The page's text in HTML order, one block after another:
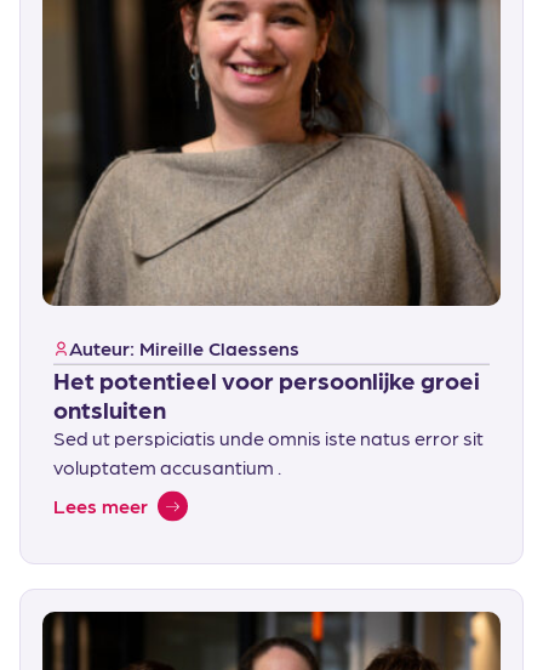
Auteur: Mireille Claessens
Het potentieel voor persoonlijke groei
ontsluiten
Sed ut perspiciatis unde omnis iste natus error sit
voluptatem accusantium .
Lees meer